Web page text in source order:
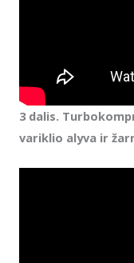
3 dalis.
variklio alyva ir